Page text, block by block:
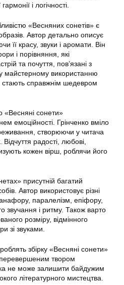
і логічності.
«Весняних сонетів» є
Автор детально описує
її красу, звуки і аромати. Він
і порівняння, які
та почуття, пов’язані з
майстерному використанню
стають справжнім шедевром
«Весняні сонети»
емоційності. Грінченко вміло
створюючи у читача
радості, любові,
кожен вірш, роблячи його
присутній багатий
Автор використовує різні
паралелізм, епіфору,
звучання і ритму. Також варто
розміру, відмінного
зі звуками.
збірку «Весняні сонети»
твором
не може залишити байдужим
літературного мистецтва.